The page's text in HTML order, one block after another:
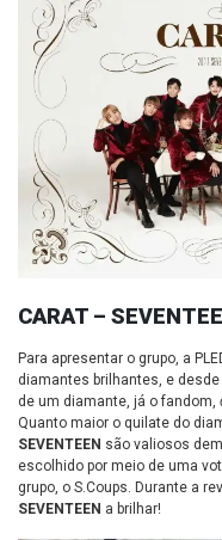
CARAT –
Para apresentar o grupo, a
diamantes brilhantes, e
de um diamante, já o fandom,
Quanto maior o quilate do
SEVENTEEN são valiosos
escolhido por meio de uma
grupo, o S.Coups. Durante a
SEVENTEEN a brilhar!